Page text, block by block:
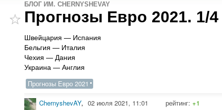
БЛОГ ИМ. CHERNYSHEVAY
Прогнозы Евро 2021. 1/
Швейцария — Испания
Бельгия — Италия
Чехия — Дания
Украина — Англия
Прогнозы Евро 2021
ChernyshevAY, 02 июля 2021, 11:01 рейтинг: +1